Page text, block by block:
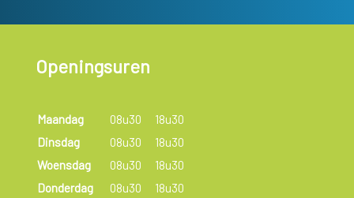
Openingsuren
Maandag 08u30
18u30
Dinsdag
08u30
18u30
Woensdag
08u30
18u30
Donderdag
08u30
18u30